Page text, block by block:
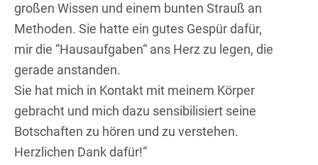
großen Wissen und einem bunten Strauß an
Methoden. Sie hatte ein gutes Gespür dafür,
mir die “Hausaufgaben“ ans Herz zu legen, die
gerade anstanden.
Sie hat mich in Kontakt mit meinem Körper
gebracht und mich dazu sensibilisiert seine
Botschaften zu hören und zu verstehen.
Herzlichen Dank dafür!”